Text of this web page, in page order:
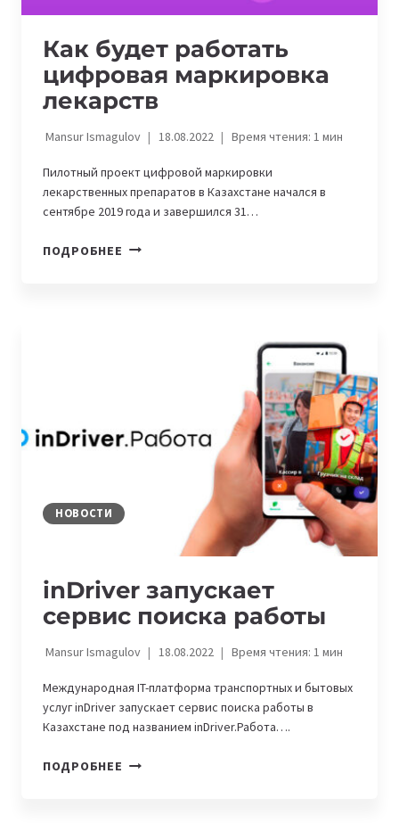
Как будет работать
цифровая маркировка
лекарств
Mansur Ismagulov 18.08.2022 Время чтения: 1мин
Пилотный проект цифровой маркировки
лекарственных препаратов в Казахстане начался в
сентябре 2019 года и завершился 31…
ПОДРОБНЕЕ КАК
НОВОСТИ
inDriver запускает
сервис поиска работы
Mansur Ismagulov 18.08.2022 Время чтения: 1мин
Международная IT-платформа транспортных и бытовых
услуг inDriver запускает сервис поиска работы в
Казахстане под названием inDriver.Работа….
ПОДРОБНЕЕ INDRIVER